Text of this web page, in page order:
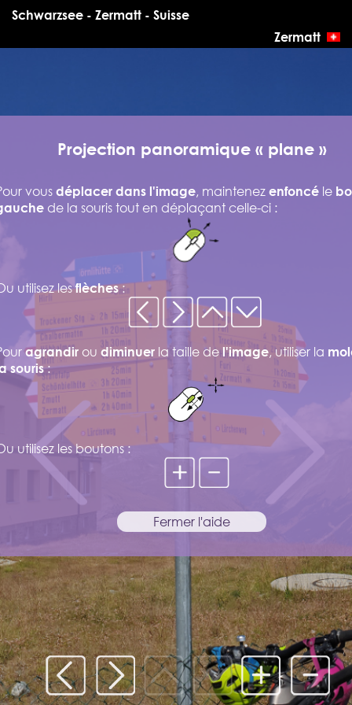
Schwarzsee - Zermatt - Suisse
Zermatt